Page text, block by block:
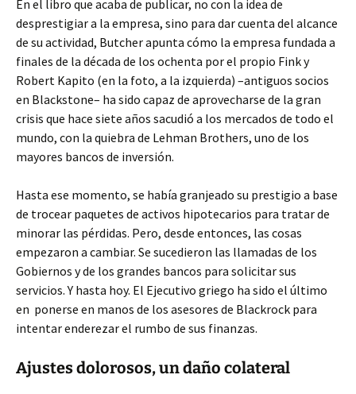
En el libro que acaba de publicar, no con la idea de
desprestigiar a la empresa, sino para dar cuenta del alcance
de su actividad, Butcher apunta cómo la empresa fundada a
finales de la década de los ochenta por el propio Fink y
Robert Kapito (en la foto, a la izquierda) –antiguos socios
en Blackstone– ha sido capaz de aprovecharse de la gran
crisis que hace siete años sacudió a los mercados de todo el
mundo, con la quiebra de Lehman Brothers, uno de los
mayores bancos de inversión.
Hasta ese momento, se había granjeado su prestigio a base
de trocear paquetes de activos hipotecarios para tratar de
minorar las pérdidas. Pero, desde entonces, las cosas
empezaron a cambiar. Se sucedieron las llamadas de los
Gobiernos y de los grandes bancos para solicitar sus
servicios. Y hasta hoy. El Ejecutivo griego ha sido el último
en ponerse en manos de los asesores de Blackrock para
intentar enderezar el rumbo de sus finanzas.
Ajustes dolorosos, un daño colateral